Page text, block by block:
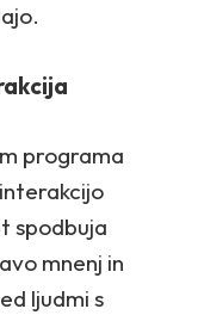
programa
spodbuja
mnenj in
ljudmi s